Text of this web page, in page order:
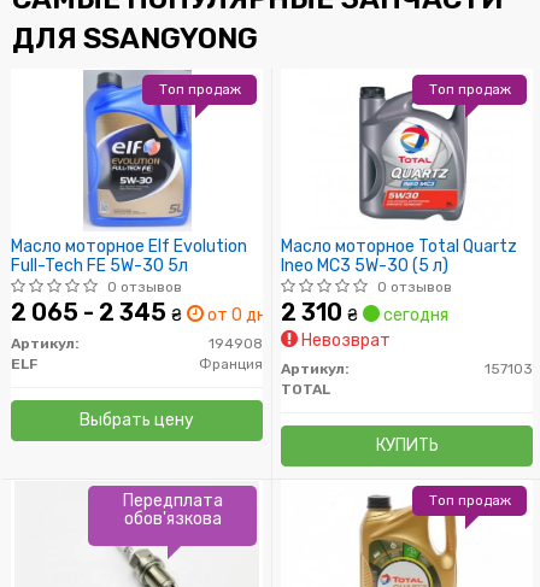
ДЛЯ SSANGYONG
Масло моторное Elf Evolution
Full-Tech FE 5W-30 5л
0 отзывов
2 065 - 2 345 ₴ от 0 дн.
Артикул:
194908
ELF
Франция
Выбрать цену
Топ продаж
Масло моторное Total Quartz
Ineo MC3 5W-30 (5 л)
0 отзывов
2 310 ₴
сегодня
Невозврат
Артикул:
157103
TOTAL
КУПИТЬ
Топ продаж
Передплата
обов'язкова
Топ продаж